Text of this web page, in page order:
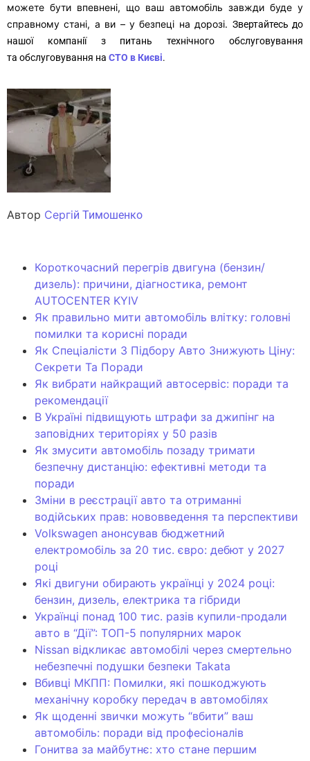
можете бути впевнені, що ваш автомобіль завжди буде у
справному стані, а ви – у безпеці на дорозі. Звертайтесь до
нашої компанії з питань технічного обслуговування
та обслуговування на СТО в Києві.
Автор Сергій Тимошенко
Короткочасний перегрів двигуна (бензин/
дизель): причини, діагностика, ремонт
AUTOCENTER KYIV
Як правильно мити автомобіль влітку: головні
помилки та корисні поради
Як Спеціалісти З Підбору Авто Знижують Ціну:
Секрети Та Поради
Як вибрати найкращий автосервіс: поради та
рекомендації
В Україні підвищують штрафи за джипінг на
заповідних територіях у 50 разів
Як змусити автомобіль позаду тримати
безпечну дистанцію: ефективні методи та
поради
Зміни в реєстрації авто та отриманні
водійських прав: нововведення та перспективи
Volkswagen анонсував бюджетний
електромобіль за 20 тис. євро: дебют у 2027
році
Які двигуни обирають українці у 2024 році:
бензин, дизель, електрика та гібриди
Українці понад 100 тис. разів купили-продали
авто в “Дії”: ТОП-5 популярних марок
Nissan відкликає автомобілі через смертельно
небезпечні подушки безпеки Takata
Вбивці МКПП: Помилки, які пошкоджують
механічну коробку передач в автомобілях
Як щоденні звички можуть “вбити” ваш
автомобіль: поради від професіоналів
Гонитва за майбутнє: хто стане першим